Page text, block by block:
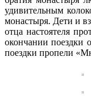
удивительным
монастыря. Дети и
отца настоятеля
окончании поездки
поездки пропели